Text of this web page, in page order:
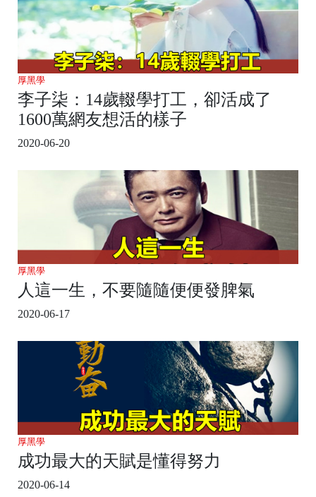
厚黑學
李子柒：14歲輟學打工，卻活成了
1600萬網友想活的樣子
2020-06-20
厚黑學
人這一生，不要隨隨便便發脾氣
2020-06-17
厚黑學
成功最大的天賦是懂得努力
2020-06-14